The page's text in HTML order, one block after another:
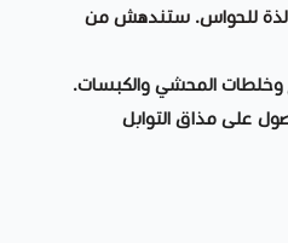
لذة للحواس. ستندهش من
وخلطات المحشي والكبسات.
على مذاق التوابل